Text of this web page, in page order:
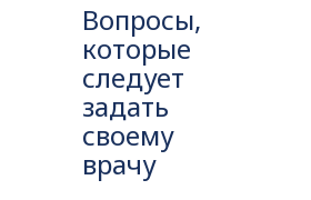
Вопросы,
которые
следует
задать
своему
врачу